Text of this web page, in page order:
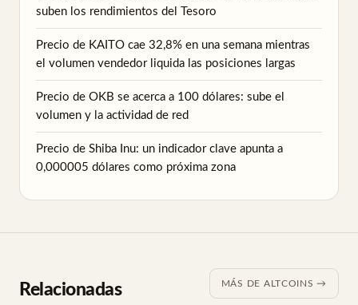
suben los rendimientos del Tesoro
Precio de KAITO cae 32,8% en una semana mientras
el volumen vendedor liquida las posiciones largas
Precio de OKB se acerca a 100 dólares: sube el
volumen y la actividad de red
Precio de Shiba Inu: un indicador clave apunta a
0,000005 dólares como próxima zona
Relacionadas MÁS DE ALTCOINS →